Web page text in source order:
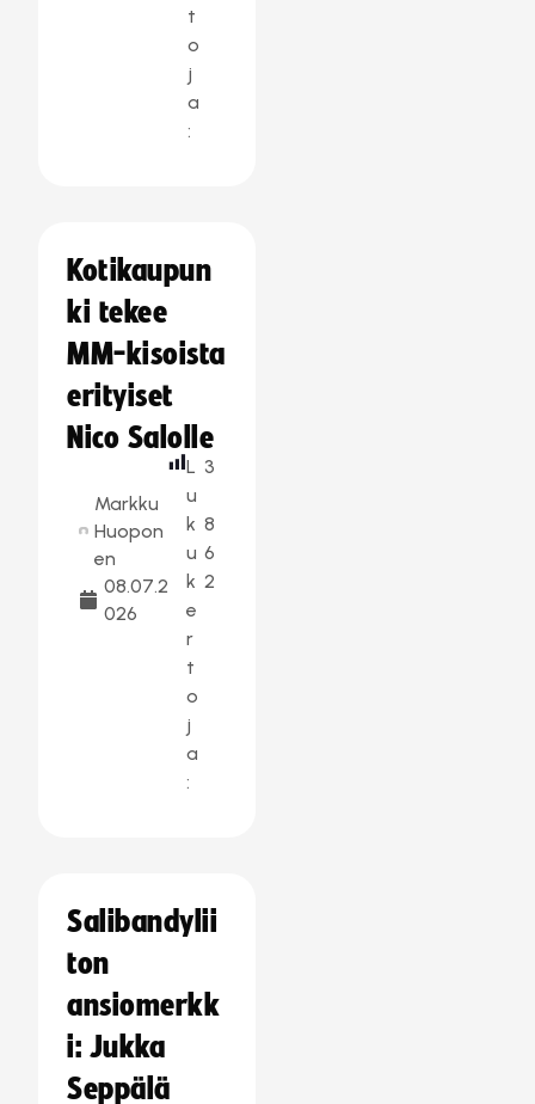
t
o
j
a
:
Kotikaupun
ki tekee
MM-kisoista
erityiset
Nico Salolle
Markku
Huopon
en
08.07.2
026
L
u
k
u
k
e
r
t
o
j
a
:
3
8
6
2
Salibandylii
ton
ansiomerkk
i: Jukka
Seppälä